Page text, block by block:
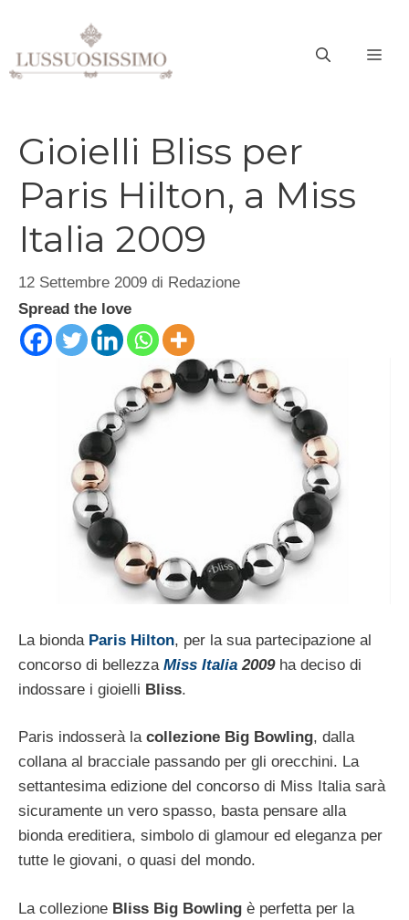
contenuto
Gioielli Bliss per
Paris Hilton, a Miss
Italia 2009
12 Settembre 2009 di Redazione
Spread the love
La bionda Paris Hilton, per la sua partecipazione al
concorso di bellezza Miss Italia 2009ha deciso di
indossare i gioielli Bliss.
Paris indosserà la collezione Big Bowling, dalla
collana al bracciale passando per gli orecchini. La
settantesima edizione del concorso di Miss Italia sarà
sicuramente un vero spasso, basta pensare alla
bionda ereditiera, simbolo di glamour ed eleganza per
tutte le giovani, o quasi del mondo.
La collezione Bliss Big Bowling è perfetta per la